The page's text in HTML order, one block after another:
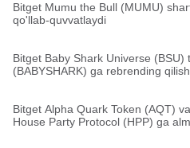
Bitget Mumu the Bull (MUMU)
qo'llab-quvvatlaydi
Bitget Baby Shark Universe
(BABYSHARK) ga rebrending
Bitget Alpha Quark Token (AQT)
House Party Protocol (HPP) ga